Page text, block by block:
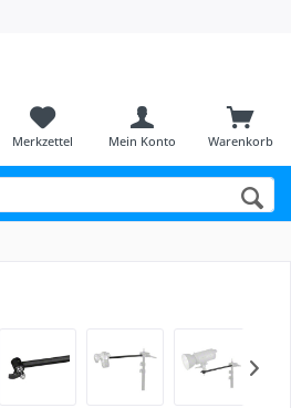
Warenkorb
Merkzettel Mein Konto